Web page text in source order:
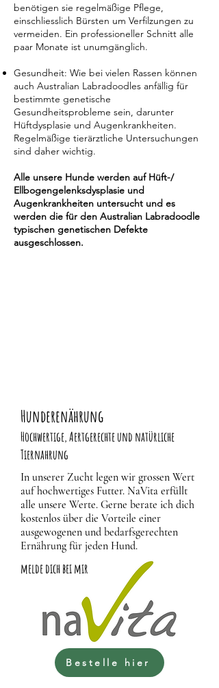
benötigen sie regelmäßige Pflege,
einschliesslich Bürsten um Verfilzungen zu
vermeiden. Ein professioneller Schnitt alle
paar Monate ist unumgänglich.
Gesundheit: Wie bei vielen Rassen können
auch Australian Labradoodles anfällig für
bestimmte genetische
Gesundheitsprobleme sein, darunter
Hüftdysplasie und Augenkrankheiten.
Regelmäßige tierärztliche Untersuchungen
sind daher wichtig.
Alle unsere Hunde werden auf Hüft-/
Ellbogengelenksdysplasie und
Augenkrankheiten untersucht und es
werden die für den Australian Labradoodle
typischen genetischen Defekte
ausgeschlossen.
Hunderenährung
Hochwertige, Aertgerechte und natürliche
Tiernahrung
In unserer Zucht legen wir grossen Wert
auf hochwertiges Futter. NaVita erfüllt
alle unsere Werte. Gerne berate ich dich
kostenlos über die Vorteile einer
ausgewogenen und bedarfsgerechten
Ernährung für jeden Hund.
melde dich bei mir
Bestelle hier